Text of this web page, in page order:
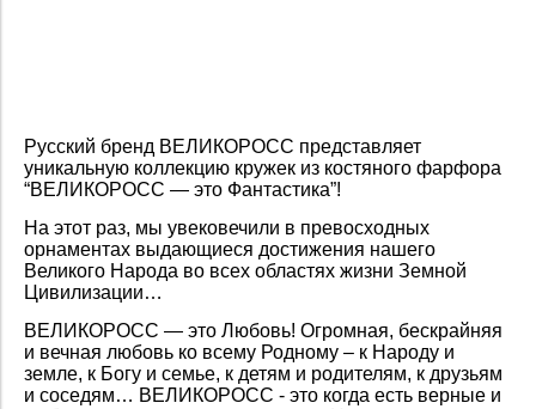
Русский бренд ВЕЛИКОРОСС представляет
уникальную коллекцию кружек из костяного фарфора
“ВЕЛИКОРОСС — это Фантастика”!
На этот раз, мы увековечили в превосходных
орнаментах выдающиеся достижения нашего
Великого Народа во всех областях жизни Земной
Цивилизации…
ВЕЛИ­КОРОСС — это Любовь! Огромная, бескрайняя
и вечная любовь ко всему Родному – к Народу и
земле, к Богу и семье, к детям и родителям, к друзьям
и соседям… ВЕЛИКОР­ОСС - это когда есть верные и